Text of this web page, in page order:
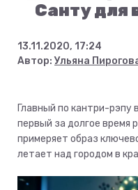
Санту для
13.11.2020, 17:24
Автор:Ульяна
Главный по кантри-рэпу
первый за долгое время
примеряет образ
летает над городом в